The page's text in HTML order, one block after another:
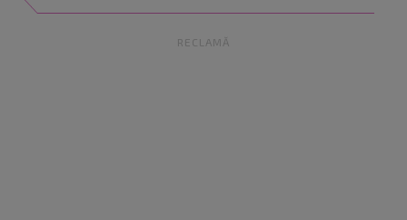
RECLAMĂ